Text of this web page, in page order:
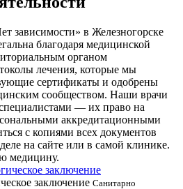
зависимости» в Железногорске
благодаря медицинской
органом
лечения, которые мы
сертификаты и одобрены
сообществом. Наши врачи
— их право на
аккредитационными
с копиями всех документов
на сайте или в самой клинике.
медицину.
заключение Санитарно